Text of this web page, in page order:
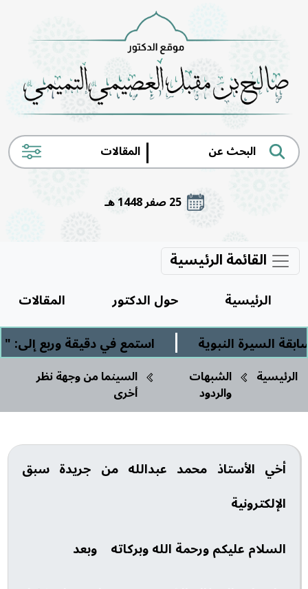
|
25 صفر 1448 هـ
القائمة الرئيسية
الرئيسية حول الدكتور
المقالات
النبوية
| استمع في دقيقة وربع إلى: "
الرئيسية الشبهات
والردود
السينما من وجهة نظر
أخرى
أخي الأستاذ محمد عبدالله من جريدة سبق
الإلكترونية
السلام عليكم ورحمة الله وبركاته وبعد